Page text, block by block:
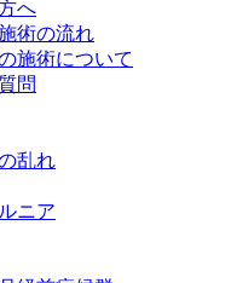
へ
術の流れ
施術について
問
乱れ
ニア